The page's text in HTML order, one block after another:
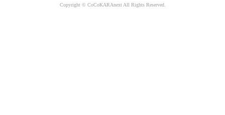
Copyright © CoCoKARAnext All Rights Reserved.